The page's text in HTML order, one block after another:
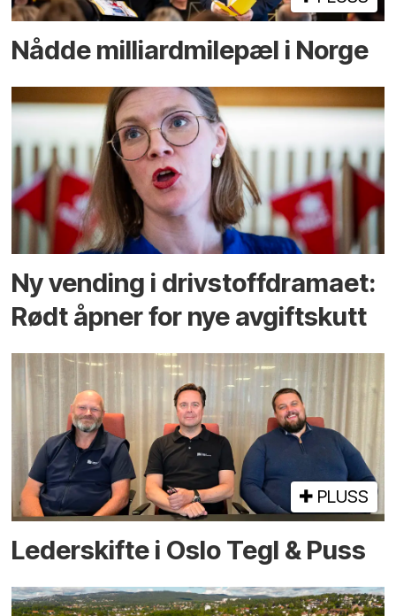
Nådde milliard­­milepæl i Norge
Ny vending i drivstoffdramaet:
Rødt åpner for nye avgiftskutt
PLUSS
Lederskifte i Oslo Tegl & Puss